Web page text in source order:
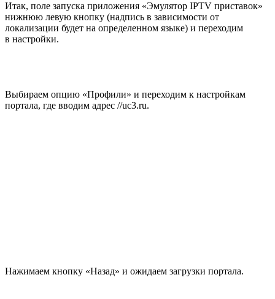
Итак, поле запуска приложения «Эмулятор IPTV приставок»
нижнюю левую кнопку (надпись в зависимости от
локализации будет на определенном языке) и переходим
в настройки.
Выбираем опцию «Профили» и переходим к настройкам
портала, где вводим адрес //uc3.ru.
Нажимаем кнопку «Назад» и ожидаем загрузки портала.